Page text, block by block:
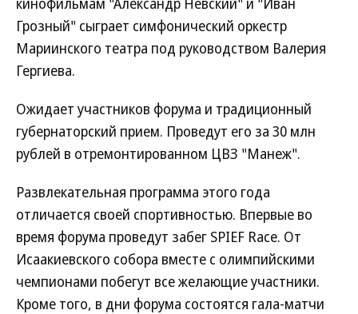
Грозный" сыграет симфонический оркестр
Мариинского театра под руководством Валерия
Гергиева.
Ожидает участников форума и традиционный
губернаторский прием. Проведут его за 30 млн
рублей в отремонтированном ЦВЗ "Манеж".
Развлекательная программа этого года
отличается своей спортивностью. Впервые во
время форума проведут забег SPIEF Race. От
Исаакиевского собора вместе с олимпийскими
чемпионами побегут все желающие участники.
Кроме того, в дни форума состоятся гала-матчи